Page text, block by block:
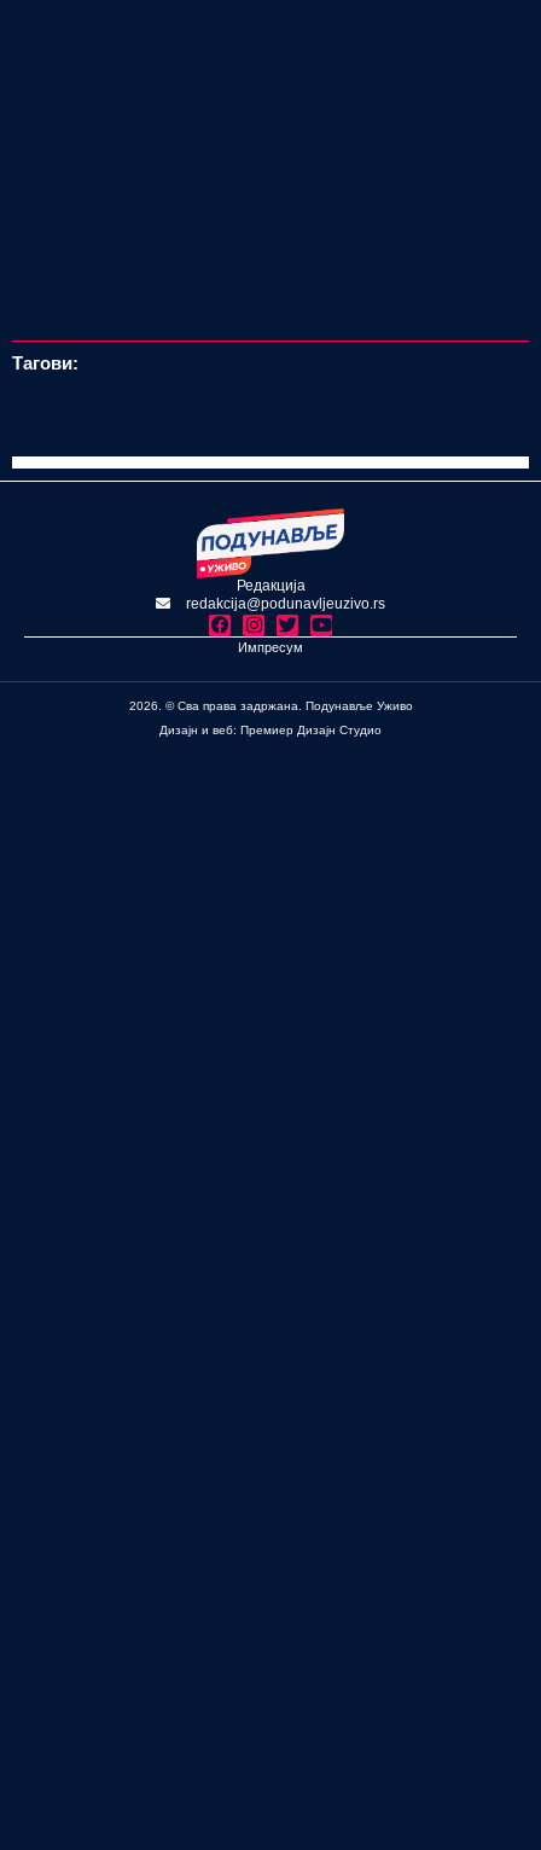
Тагови:
Редакција
redakcija@podunavljeuzivo.rs
Импресум
2026. © Сва права задржана. Подунавље Уживо
Дизајн и веб: Премиер Дизајн Студио